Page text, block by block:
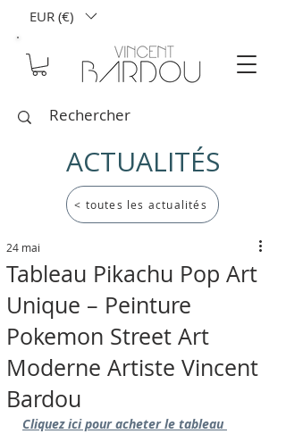
EUR (€)
ACTUALITÉS
< toutes les actualités
Tableau Pikachu Pop Art
Unique – Peinture
Pokemon Street Art
Moderne Artiste Vincent
Bardou
24 mai
Cliquez ici pour acheter le tableau